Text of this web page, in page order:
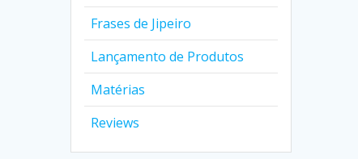
Frases de Jipeiro
Lançamento de Produtos
Matérias
Reviews